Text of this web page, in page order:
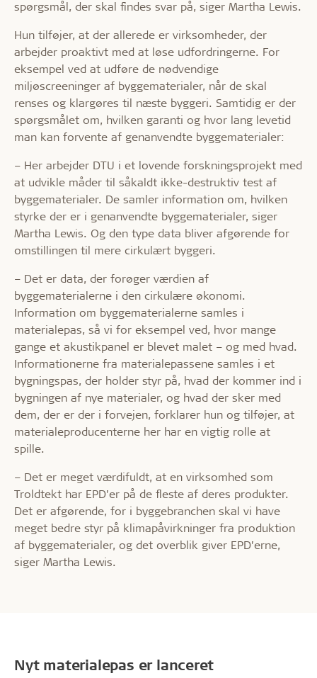
spørgsmål, der skal findes svar på, siger Martha Lewis.
Hun tilføjer, at der allerede er virksomheder, der
arbejder proaktivt med at løse udfordringerne. For
eksempel ved at udføre de nødvendige
miljøscreeninger af byggematerialer, når de skal
renses og klargøres til næste byggeri. Samtidig er der
spørgsmålet om, hvilken garanti og hvor lang levetid
man kan forvente af genanvendte byggematerialer:
– Her arbejder DTU i et lovende forskningsprojekt med
at udvikle måder til såkaldt ikke-destruktiv test af
byggematerialer. De samler information om, hvilken
styrke der er i genanvendte byggematerialer, siger
Martha Lewis. Og den type data bliver afgørende for
omstillingen til mere cirkulært byggeri.
– Det er data, der forøger værdien af
byggematerialerne i den cirkulære økonomi.
Information om byggematerialerne samles i
materialepas, så vi for eksempel ved, hvor mange
gange et akustikpanel er blevet malet – og med hvad.
Informationerne fra materialepassene samles i et
bygningspas, der holder styr på, hvad der kommer ind i
bygningen af nye materialer, og hvad der sker med
dem, der er der i forvejen, forklarer hun og tilføjer, at
materialeproducenterne her har en vigtig rolle at
spille.
– Det er meget værdifuldt, at en virksomhed som
Troldtekt har EPD’er på de fleste af deres produkter.
Det er afgørende, for i byggebranchen skal vi have
meget bedre styr på klimapåvirkninger fra produktion
af byggematerialer, og det overblik giver EPD’erne,
siger Martha Lewis.
Nyt materialepas er lanceret